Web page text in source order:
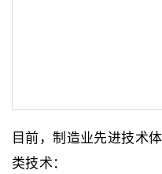
目前，制造业先进技术
类技术：